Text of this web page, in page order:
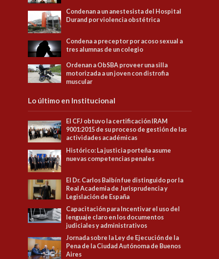
Condenan a un anestesista del Hospital
Durand por violencia obstétrica
Condena a preceptor por acoso sexual a
tres alumnas de un colegio
Ordenan a ObSBA proveer una silla
motorizada a un joven con distrofia
muscular
Lo último en Institucional
El CFJ obtuvo la certificación IRAM
9001:2015 de su proceso de gestión de las
actividades académicas
Histórico: La justicia porteña asume
nuevas competencias penales
El Dr. Carlos Balbín fue distinguido por la
Real Academia de Jurisprudencia y
Legislación de España
Capacitación para Incentivar el uso del
lenguaje claro en los documentos
judiciales y administrativos
Jornada sobre la Ley de Ejecución de la
Pena de la Ciudad Autónoma de Buenos
Aires